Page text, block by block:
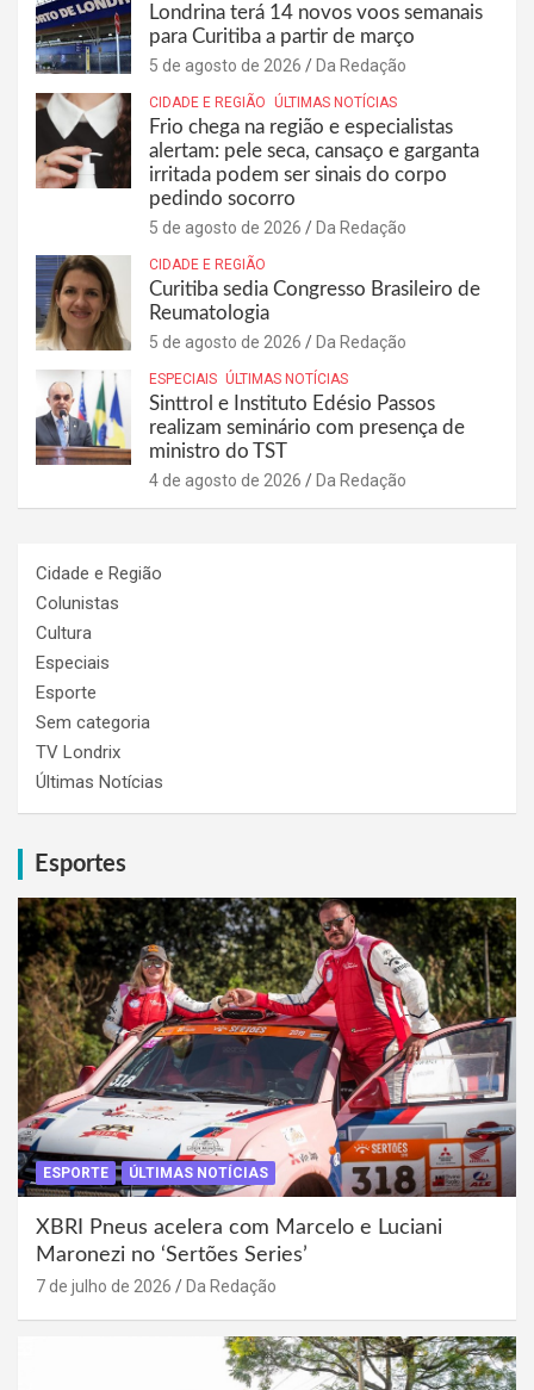
Londrina terá 14 novos voos semanais
para Curitiba a partir de março
5 de agosto de 2026 Da Redação
CIDADE E REGIÃO ÚLTIMAS NOTÍCIAS
Frio chega na região e especialistas
alertam: pele seca, cansaço e garganta
irritada podem ser sinais do corpo
pedindo socorro
5 de agosto de 2026 Da Redação
CIDADE E REGIÃO
Curitiba sedia Congresso Brasileiro de
Reumatologia
5 de agosto de 2026 Da Redação
ESPECIAIS ÚLTIMAS NOTÍCIAS
Sinttrol e Instituto Edésio Passos
realizam seminário com presença de
ministro do TST
4 de agosto de 2026 Da Redação
Cidade e Região
Colunistas
Cultura
Especiais
Esporte
Sem categoria
TV Londrix
Últimas Notícias
Esportes
ESPORTE ÚLTIMAS NOTÍCIAS
XBRI Pneus acelera com Marcelo e Luciani
Maronezi no ‘Sertões Series’
7 de julho de 2026 Da Redação